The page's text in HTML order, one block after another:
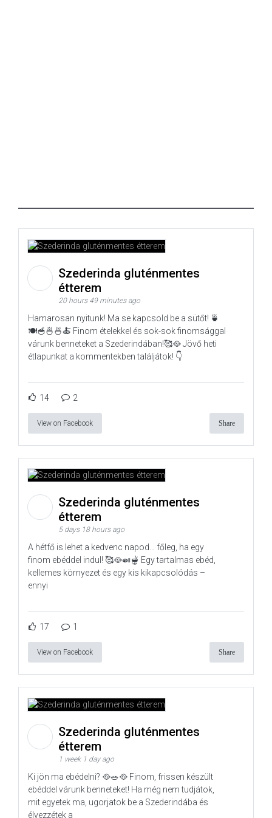
Szederinda gluténmentes
étterem
20 hours 49 minutes ago
Hamarosan nyitunk! Ma se kapcsold be a sütőt! 🍵
🍽️🥣🍜🍜🍝 Finom ételekkel és sok-sok finomsággal
várunk benneteket a Szederindában!🥰🥘 Jövő heti
étlapunkat a kommentekben találjátok! 👇
14 2
View on Facebook Share
Szederinda gluténmentes
étterem
5 days 18 hours ago
A hétfő is lehet a kedvenc napod… főleg, ha egy
finom ebéddel indul! 🥰🥘🍛🫕 Egy tartalmas ebéd,
kellemes környezet és egy kis kikapcsolódás –
ennyi
17 1
View on Facebook Share
Szederinda gluténmentes
étterem
1 week 1 day ago
Ki jön ma ebédelni? 🥘🥗🥘 Finom, frissen készült
ebéddel várunk benneteket! Ha még nem tudjátok,
mit egyetek ma, ugorjatok be a Szederindába és
élvezzétek a